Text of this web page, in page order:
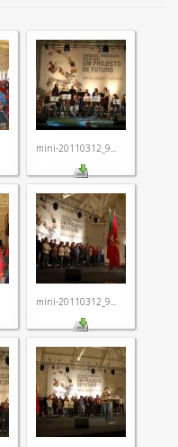
mini-20110312_9...
mini-20110312_9...